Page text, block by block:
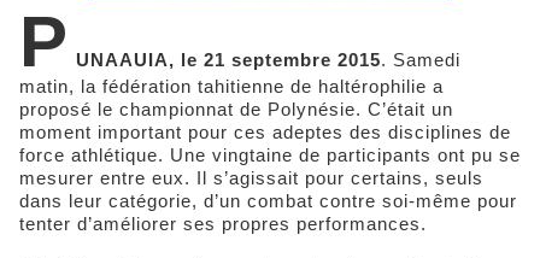
P UNAAUIA, le 21 septembre 2015. Samedi
matin, la fédération tahitienne de haltérophilie a
proposé le championnat de Polynésie. C’était un
moment important pour ces adeptes des disciplines de
force athlétique. Une vingtaine de participants ont pu se
mesurer entre eux. Il s’agissait pour certains, seuls
dans leur catégorie, d’un combat contre soi-même pour
tenter d’améliorer ses propres performances.